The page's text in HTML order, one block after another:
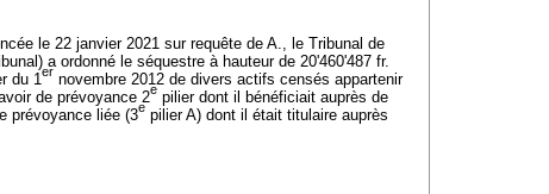
le 22 janvier 2021 sur requête de A., le Tribunal de
a ordonné le séquestre à hauteur de 20'460'487 fr.
du 1er novembre 2012 de divers actifs censés appartenir
de prévoyance 2e pilier dont il bénéficiait auprès de
prévoyance liée (3e pilier A) dont il était titulaire auprès